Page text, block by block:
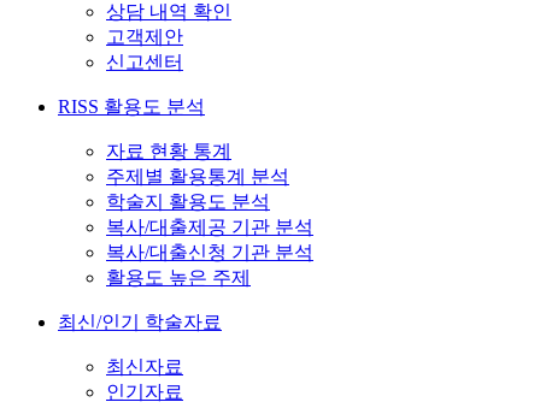
상담 내역 확인
고객제안
신고센터
RISS 활용도 분석
자료 현황 통계
주제별 활용통계 분석
학술지 활용도 분석
복사/대출제공 기관 분석
복사/대출신청 기관 분석
활용도 높은 주제
최신/인기 학술자료
최신자료
인기자료